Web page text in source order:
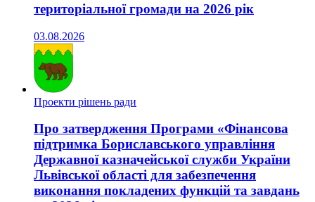
територіальної громади на 2026 рік
03.08.2026
Проекти рішень ради
Про затвердження Програми «Фінансова
підтримка Бориславського управління
Державної казначейської служби України
Львівської області для забезпечення
виконання покладених функцій та завдань